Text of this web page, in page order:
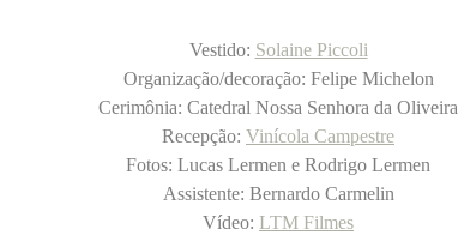
Vestido: Solaine Piccoli
Organização/decoração: Felipe Michelon
Cerimônia: Catedral Nossa Senhora da Oliveira
Recepção: Vinícola Campestre
Fotos: Lucas Lermen e Rodrigo Lermen
Assistente: Bernardo Carmelin
Vídeo: LTM Filmes